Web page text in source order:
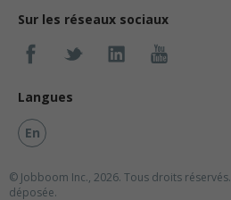
Sur les réseaux sociaux
Langues
En
© Jobboom Inc., 2026. Tous droits réservés.
déposée.